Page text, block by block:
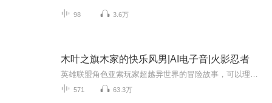
98 3.6万
木叶之旗木家的快乐风男|AI电子音|火影忍者
571 63.3万